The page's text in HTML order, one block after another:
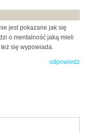
jest pokazane jak się
o mentalność jaką mieli
się wypowiada.
odpowiedz